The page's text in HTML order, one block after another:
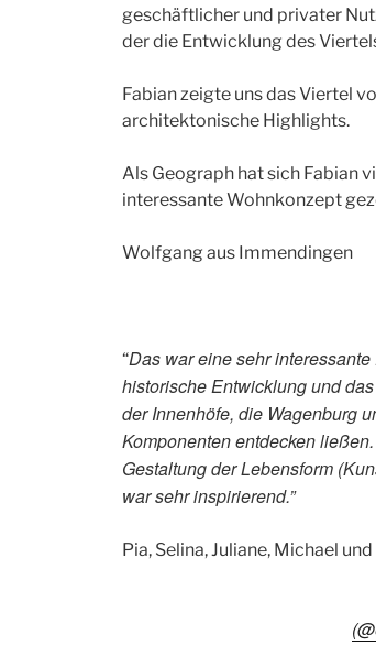
geschäftlicher und privater
der die Entwicklung des
Fabian zeigte uns das Viertel
architektonische Highlights.
Als Geograph hat sich Fabian
interessante Wohnkonzept
Wolfgang aus Immendingen
“Das war eine sehr
historische Entwicklung und
der Innenhöfe, die Wagenburg
Komponenten entdecken
Gestaltung der Lebensform
war sehr inspirierend.”
Pia, Selina, Juliane, Michael